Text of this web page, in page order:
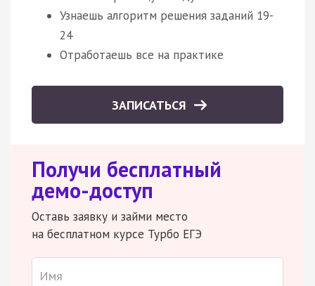
Узнаешь алгоритм решения заданий 19-
24
Отработаешь все на практике
ЗАПИСАТЬСЯ
Получи бесплатный
демо-доступ
Оставь заявку и займи место
на бесплатном курсе Турбо ЕГЭ